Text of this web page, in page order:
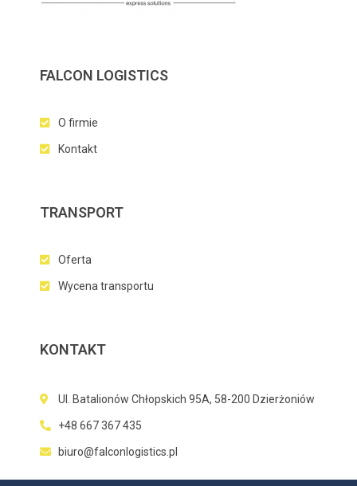
FALCON LOGISTICS
O firmie
Kontakt
TRANSPORT
Oferta
Wycena transportu
KONTAKT
Ul. Batalionów Chłopskich 95A, 58-200 Dzierżoniów
+48 667 367 435
biuro@falconlogistics.pl